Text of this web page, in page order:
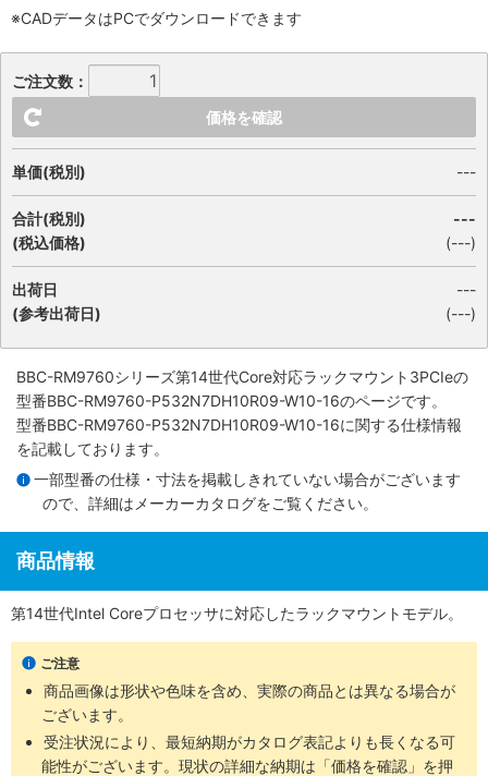
※CADデータはPCでダウンロードできます
ご注文数：
価格を確認
単価(税別) ---
合計(税別)
(税込価格)
---
(---)
出荷日
(参考出荷日)
---
(---)
BBC-RM9760シリーズ第14世代Core対応ラックマウント3PCIeの
型番BBC-RM9760-P532N7DH10R09-W10-16のページです。
型番BBC-RM9760-P532N7DH10R09-W10-16に関する仕様情報
を記載しております。
一部型番の仕様・寸法を掲載しきれていない場合がございます
ので、詳細は メーカーカタログをご覧ください。
商品情報
第14世代Intel Coreプロセッサに対応したラックマウントモデル。
ご注意
商品画像は形状や色味を含め、実際の商品とは異なる場合が
ございます。
受注状況により、最短納期がカタログ表記よりも長くなる可
能性がございます。現状の詳細な納期は「価格を確認」を押